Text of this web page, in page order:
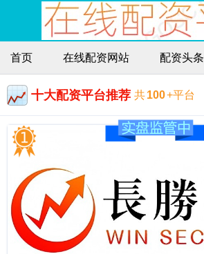
首页 在线配资网站 配资头条
十大配资平台推荐 共100+平台